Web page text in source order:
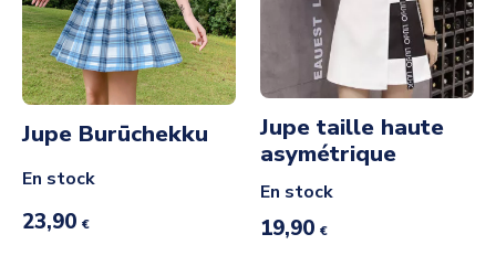
Jupe Burūchekku
En stock
23,90 €
Jupe taille haute
asymétrique
En stock
19,90 €